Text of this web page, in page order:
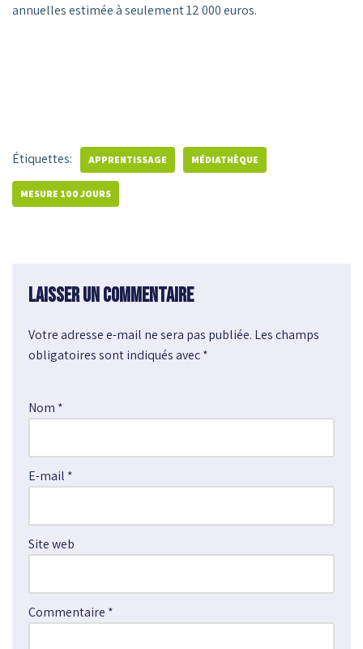
annuelles estimée à seulement 12 000 euros.
Étiquettes: APPRENTISSAGE MÉDIATHÈQUE
MESURE 100 JOURS
Laisser un commentaire
Votre adresse e-mail ne sera pas publiée. Les champs
obligatoires sont indiqués avec*
Nom *
E-mail *
Site web
Commentaire *
A
l
r
a
t
e
: